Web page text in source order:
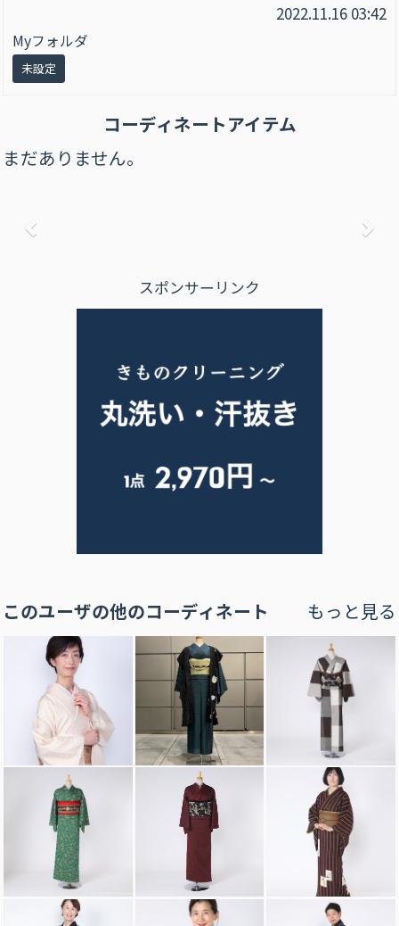
2022.11.16 03:42
Myフォルダ
未設定
コーディネートアイテム
まだありません。
スポンサーリンク
このユーザの他のコーディネート もっと見る